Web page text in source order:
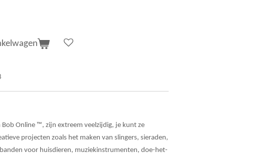
Bob Online ™, zijn extreem veelzijdig, je kunt ze
projecten zoals het maken van slingers, sieraden,
voor huisdieren, muziekinstrumenten, doe-het-